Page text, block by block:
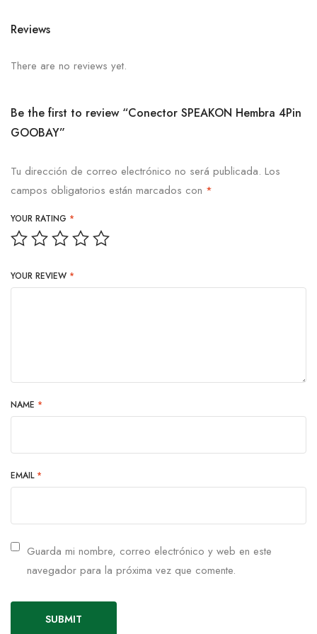
Reviews
There are no reviews yet.
Be the first to review “Conector SPEAKON Hembra 4Pin
GOOBAY”
Tu dirección de correo electrónico no será publicada. Los
campos obligatorios están marcados con *
YOUR RATING *
YOUR REVIEW *
NAME *
EMAIL *
Guarda mi nombre, correo electrónico y web en este
navegador para la próxima vez que comente.